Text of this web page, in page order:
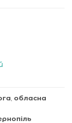
обласна